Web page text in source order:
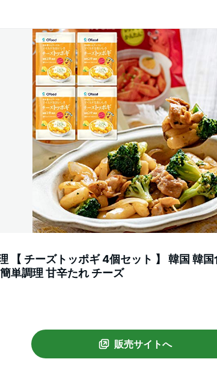
【 チーズトッポギ 4個セット 】 韓国 韓
単調理 甘辛たれ チーズ
販売サイトへ